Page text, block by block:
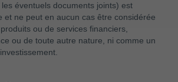
éventuels documents joints) est
et ne peut en aucun cas être considérée
ou de services financiers,
ou de toute autre nature, ni comme un